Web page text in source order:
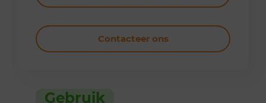
Contacteer ons
Gebruik